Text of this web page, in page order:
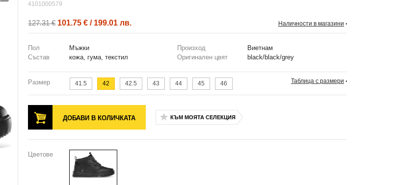
4101000579
127.31 € 101.75 € / 199.01 лв. Наличности в магазини
Пол Мъжки Произход
Виетнам
Състав
кожа, гума, текстил Оригинален цвят black/black/grey
Размер 41.5 42 42.5 43 44 45 46 Таблица с размери
ДОБАВИ В КОЛИЧКАТА КЪМ МОЯТА СЕЛЕКЦИЯ
Цветове